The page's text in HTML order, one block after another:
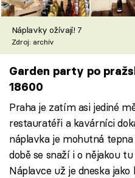
Náplavky ožívají! 7
Zdroj: archiv
Garden party po
18600
Praha je zatím asi jediné
restauratéři a kavárníci
náplavka je mohutná
době se snaží i o nějakou
Náplavce už je dneska